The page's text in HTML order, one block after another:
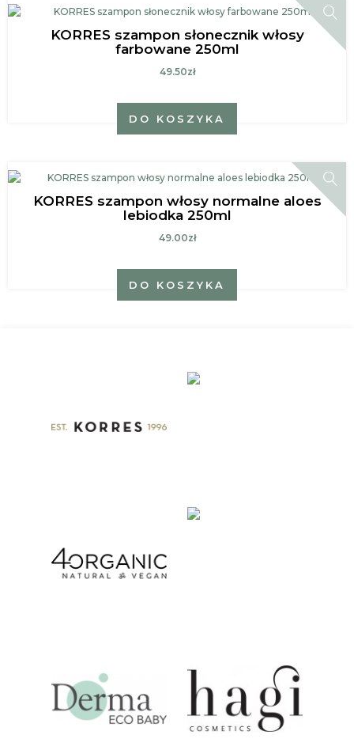
KORRES szampon słonecznik włosy
farbowane 250ml
49.50zł
DO KOSZYKA
KORRES szampon włosy normalne aloes
lebiodka 250ml
49.00zł
DO KOSZYKA